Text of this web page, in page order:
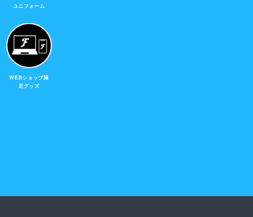
ユニフォーム
WEBショップ限
定グッズ